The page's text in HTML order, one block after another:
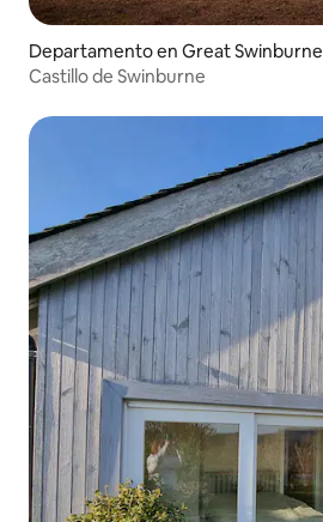
Departamento en Great Swinburne
Castillo de Swinburne